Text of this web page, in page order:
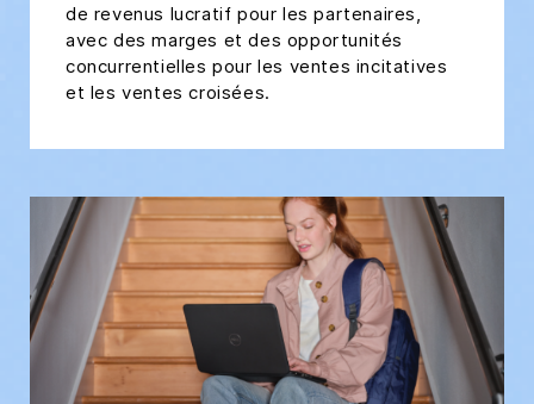
de revenus lucratif pour les partenaires,
avec des marges et des opportunités
concurrentielles pour les ventes incitatives
et les ventes croisées.